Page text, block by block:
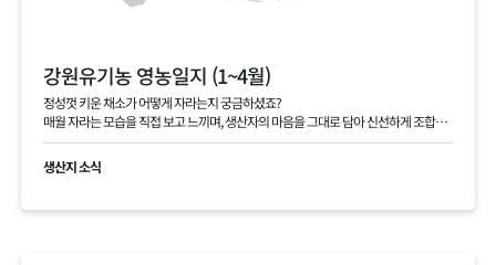
강원유기농 영농일지 (1~4월)
정성껏 키운 채소가 어떻게 자라는지 궁금하셨죠?
매월 자라는 모습을 직접 보고 느끼며, 생산자의 마음을 그대로 담아 신선하게 조합원
님께 전달해 드립니다.
생산지 소식